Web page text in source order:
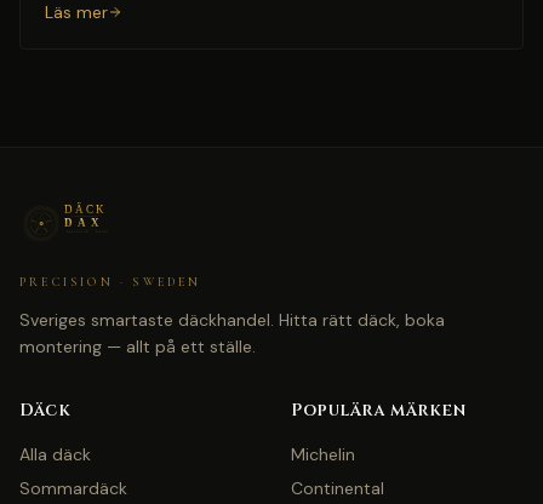
Läs mer
PRECISION · SWEDEN
Sveriges smartaste däckhandel. Hitta rätt däck, boka
montering — allt på ett ställe.
Däck
Alla däck
Sommardäck
Populära märken
Michelin
Continental